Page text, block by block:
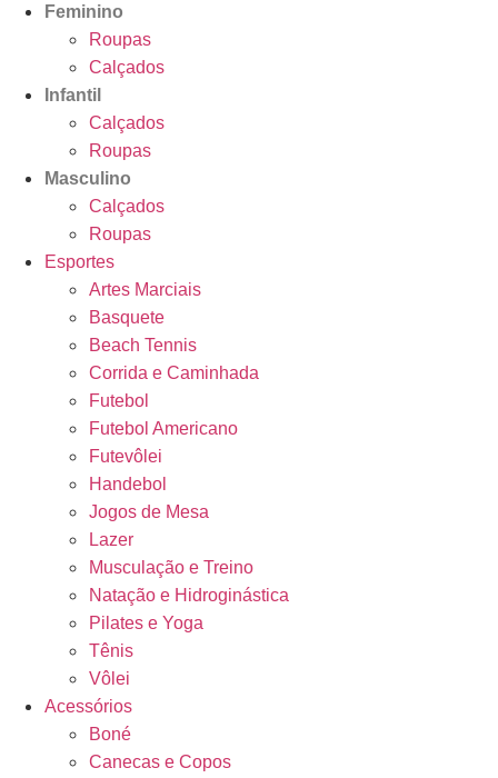
Feminino
Roupas
Calçados
Infantil
Calçados
Roupas
Masculino
Calçados
Roupas
Esportes
Artes Marciais
Basquete
Beach Tennis
Corrida e Caminhada
Futebol
Futebol Americano
Futevôlei
Handebol
Jogos de Mesa
Lazer
Musculação e Treino
Natação e Hidroginástica
Pilates e Yoga
Tênis
Vôlei
Acessórios
Boné
Canecas e Copos